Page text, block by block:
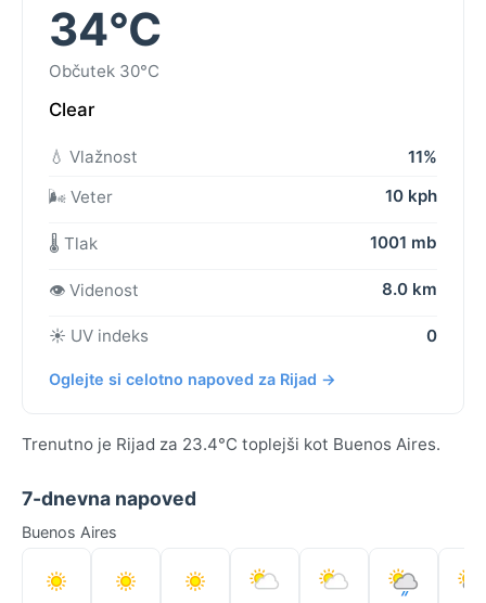
34°C
Občutek 30°C
Clear
💧 Vlažnost
11%
🌬️ Veter
10 kph
🌡️ Tlak 1001 mb
👁️ Videnost 8.0 km
☀️ UV indeks 0
Oglejte si celotno napoved za Rijad →
Trenutno je Rijad za 23.4°C toplejši kot Buenos Aires.
7-dnevna napoved
Buenos Aires